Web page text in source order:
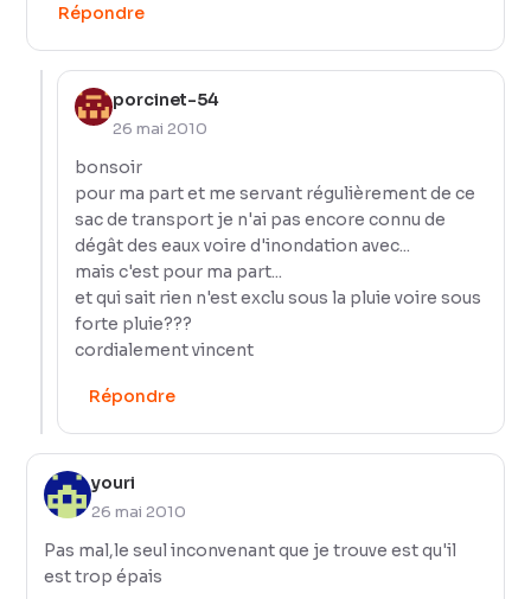
Répondre
porcinet-54
26 mai 2010
bonsoir
pour ma part et me servant régulièrement de ce
sac de transport je n'ai pas encore connu de
dégât des eaux voire d'inondation avec...
mais c'est pour ma part...
et qui sait rien n'est exclu sous la pluie voire sous
forte pluie???
cordialement vincent
Répondre
youri
26 mai 2010
Pas mal,le seul inconvenant que je trouve est qu'il
est trop épais